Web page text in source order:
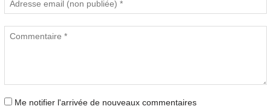
Me notifier l'arrivée de nouveaux commentaires